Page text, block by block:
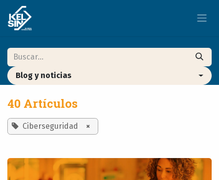
Ir al contenido
Blog y noticias
40 Artículos
Ciberseguridad ×